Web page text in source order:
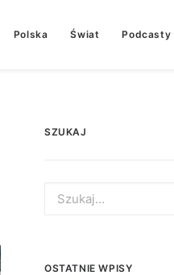
Polska Świat Podcasty
SZUKAJ
for:
OSTATNIE WPISY